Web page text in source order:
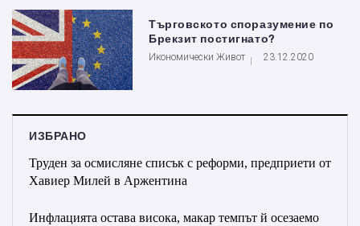
Търговското споразумение по
Брекзит постигнато?
Икономически Живот 23.12.2020
ИЗБРАНО
Труден за осмисляне списък с реформи, предприети от
Хавиер Милей в Аржентина
Инфлацията остава висока, макар темпът й осезаемо